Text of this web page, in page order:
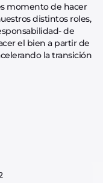
momento de hacer
distintos roles,
de
el bien a partir de
la transición